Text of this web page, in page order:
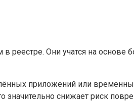
реестре. Они учатся на основе
приложений или
значительно снижает риск